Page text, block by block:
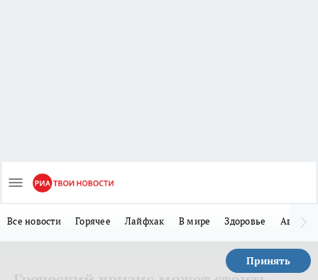
Все новости Горячее Лайфхак В мире Здоровье Авто
Принять